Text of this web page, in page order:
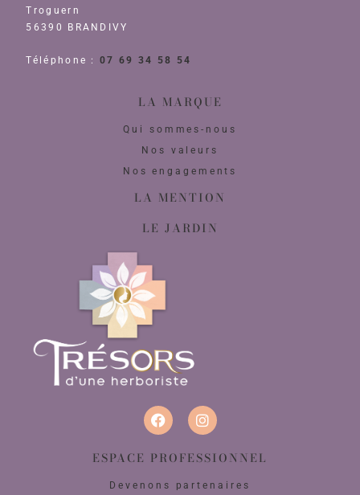
Troguern
56390 BRANDIVY
Téléphone :07 69 34 58 54
LA MARQUE
Qui sommes-nous
Nos valeurs
Nos engagements
LA MENTION
LE JARDIN
ESPACE PROFESSIONNEL
Devenons partenaires